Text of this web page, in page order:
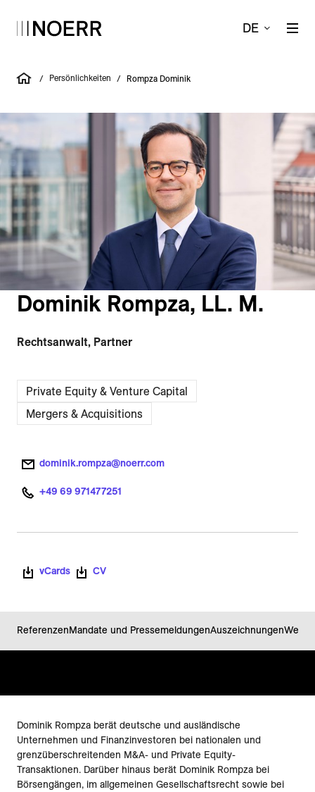
DE
/ Persönlichkeiten / Rompza Dominik
Dominik Rompza, LL. M.
Rechtsanwalt, Partner
Private Equity & Venture Capital
Mergers & Acquisitions
dominik.rompza@noerr.com
+49 69 971477251
vCards CV
ReferenzenMandate und PressemeldungenAuszeichnungen
Dominik Rompza berät deutsche und ausländische
Unternehmen und Finanzinvestoren bei nationalen und
grenzüberschreitenden M&A- und Private Equity-
Transaktionen. Darüber hinaus berät Dominik Rompza bei
Börsengängen, im allgemeinen Gesellschaftsrecht sowie bei